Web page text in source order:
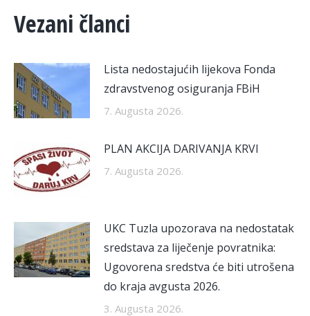
Vezani članci
Lista nedostajućih lijekova Fonda
zdravstvenog osiguranja FBiH
7. Augusta 2026.
PLAN AKCIJA DARIVANJA KRVI
7. Augusta 2026.
UKC Tuzla upozorava na nedostatak
sredstava za liječenje povratnika:
Ugovorena sredstva će biti utrošena
do kraja avgusta 2026.
3. Augusta 2026.